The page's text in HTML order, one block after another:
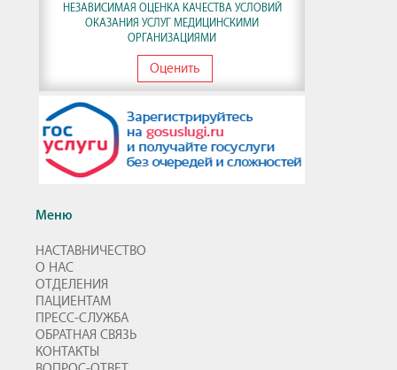
НЕЗАВИСИМАЯ ОЦЕНКА КАЧЕСТВА УСЛОВИЙ
ОКАЗАНИЯ УСЛУГ МЕДИЦИНСКИМИ
ОРГАНИЗАЦИЯМИ
Оценить
Меню
НАСТАВНИЧЕСТВО
О НАС
ОТДЕЛЕНИЯ
ПАЦИЕНТАМ
ПРЕСС-СЛУЖБА
ОБРАТНАЯ СВЯЗЬ
КОНТАКТЫ